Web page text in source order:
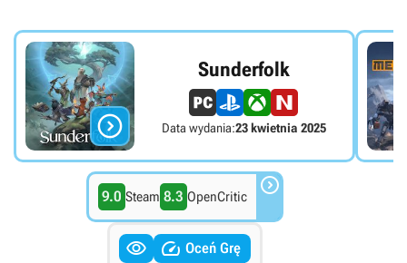

Sunderfolk
Data wydania:23 kwietnia 2025
9.0 Steam 8.3 OpenCritic 
  Oceń Grę